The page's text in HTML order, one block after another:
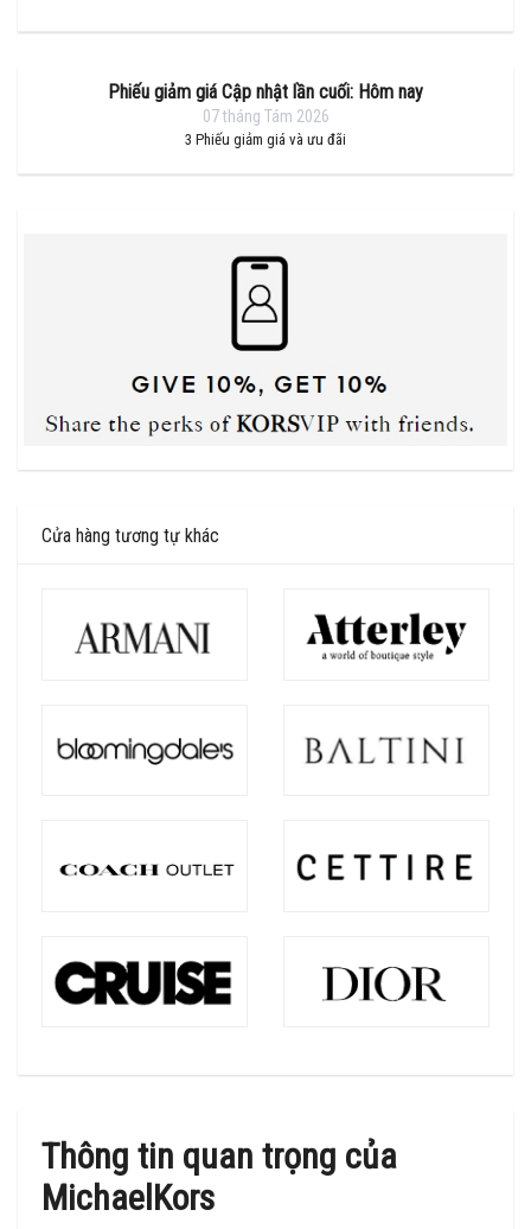
Phiếu giảm giá Cập nhật lần cuối: Hôm nay
07 tháng Tám 2026
3 Phiếu giảm giá và ưu đãi
Cửa hàng tương tự khác
Thông tin quan trọng của
MichaelKors